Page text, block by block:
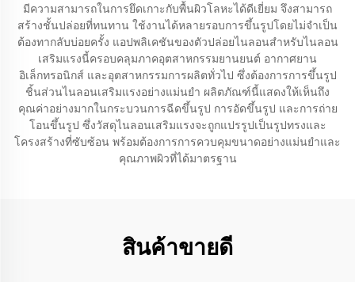
มีความสามารถในการยึดเกาะกับพื้นผิวโลหะได้ดีเยี่ยม จึงสามารถ
สร้างชั้นปล่อยที่ทนทาน ใช้งานได้หลายรอบการขึ้นรูปโดยไม่จำเป็น
ต้องทากลับบ่อยครั้ง แอปพลิเคชันของตัวปล่อยไนลอนสำหรับไนลอน
เสริมแรงนี้ครอบคลุมภาคอุตสาหกรรมยานยนต์ อากาศยาน
อิเล็กทรอนิกส์ และอุตสาหกรรมการผลิตทั่วไป ซึ่งต้องการการขึ้นรูป
ชิ้นส่วนไนลอนเสริมแรงอย่างแม่นยำ ผลิตภัณฑ์นี้แสดงให้เห็นถึง
คุณค่าอย่างมากในกระบวนการฉีดขึ้นรูป การอัดขึ้นรูป และการถ่าย
โอนขึ้นรูป ซึ่งวัสดุไนลอนเสริมแรงจะถูกแปรรูปเป็นรูปทรงและ
โครงสร้างที่ซับซ้อน พร้อมต้องการการควบคุมขนาดอย่างแม่นยำและ
คุณภาพผิวที่ได้มาตรฐาน
สินค้าขายดี